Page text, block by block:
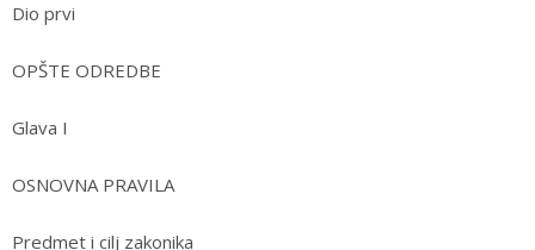
Dio prvi
OPŠTE ODREDBE
Glava I
OSNOVNA PRAVILA
Predmet i cilj zakonika